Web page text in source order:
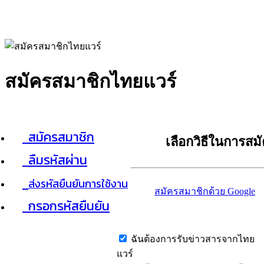
สมัครสมาชิกไทยแวร์
สมัครสมาชิก
ลืมรหัสผ่าน
ส่งรหัสยืนยันการใช้งาน
กรอกรหัสยืนยัน
เลือกวิธีในการส
สมัครสมาชิกด้วย Google
ฉันต้องการรับข่าวสารจากไทย
แวร์